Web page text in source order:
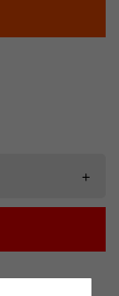
+